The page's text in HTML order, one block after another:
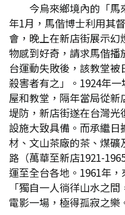
今烏來鄉境內的「馬
年1月，馬偕博士利用其
會，晚上在新店街展示
物感到好奇，請求馬偕播
台運動失敗後，該教堂
殺害者有之」。1924年
屋和教堂，隔年當局從
堤防，新店街遂在台灣
設施大致具備。而承繼
材、文山茶廠的茶、煤
路（萬華至新店1921-
運至全台各地。1961年
「獨自一人徜徉山水之
電影一場，極得孤寂之樂